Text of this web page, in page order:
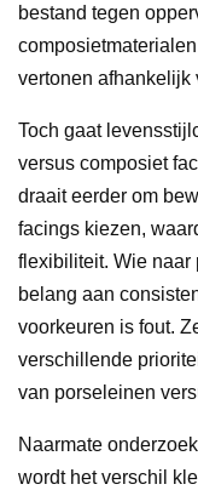
bestand tegen
vertonen afhankelijk
Toch gaat
versus composiet
draait eerder om
facings kiezen,
flexibiliteit. Wie naar
belang aan
voorkeuren is fout.
verschillende
van porseleinen
Naarmate
wordt het verschil